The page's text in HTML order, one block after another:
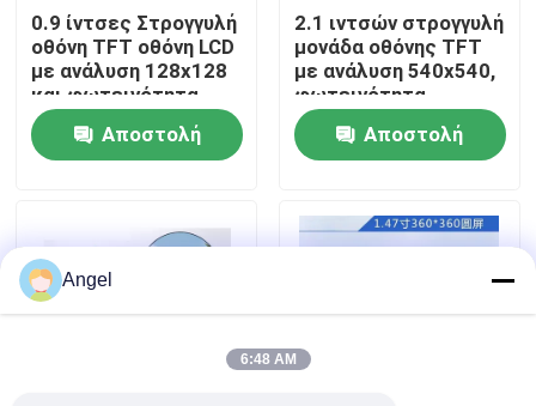
Περίπου εμείς
Γύρος εργοστασίων
Ποιοτικός έλεγχος
Μας ελάτε σε επαφή με
Ζητήστε ένα απόσπασμα
0.9 ίντσες Στρογγυλή
οθόνη TFT οθόνη LCD
με ανάλυση 128x128
και φωτεινότητα
350cd/m2 ST7735
Driver
Αποστολή
2.1 ιντσών στρογγυλή
μονάδα οθόνης TFT
με ανάλυση 540x540,
φωτεινότητα
350cd/m² και
διεπαφή MIPI
Αποστολή
Angel
6:48 AM